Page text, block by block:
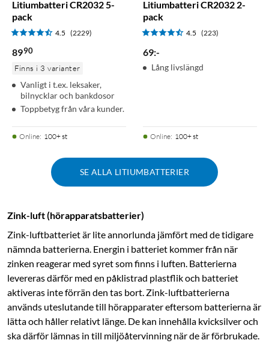
Litiumbatteri CR2032 5-
pack
4.5 (2229)
8990
Finns i 3 varianter
Vanligt i t.ex. leksaker,
bilnycklar och bankdosor
Toppbetyg från våra kunder.
Online: 100+ st
Litiumbatteri CR2032 2-
pack
4.5 (223)
69:-
Lång livslängd
Online: 100+ st
SE ALLA LITIUMBATTERIER
Zink-luft (hörapparatsbatterier)
Zink-luftbatteriet är lite annorlunda jämfört med de tidigare
nämnda batterierna. Energin i batteriet kommer från när
zinken reagerar med syret som finns i luften. Batterierna
levereras därför med en påklistrad plastflik och batteriet
aktiveras inte förrän den tas bort. Zink-luftbatterierna
används uteslutande till hörapparater eftersom batterierna är
lätta och håller relativt länge. De kan innehålla kvicksilver och
ska därför lämnas in till miljöåtervinning när de är förbrukade.